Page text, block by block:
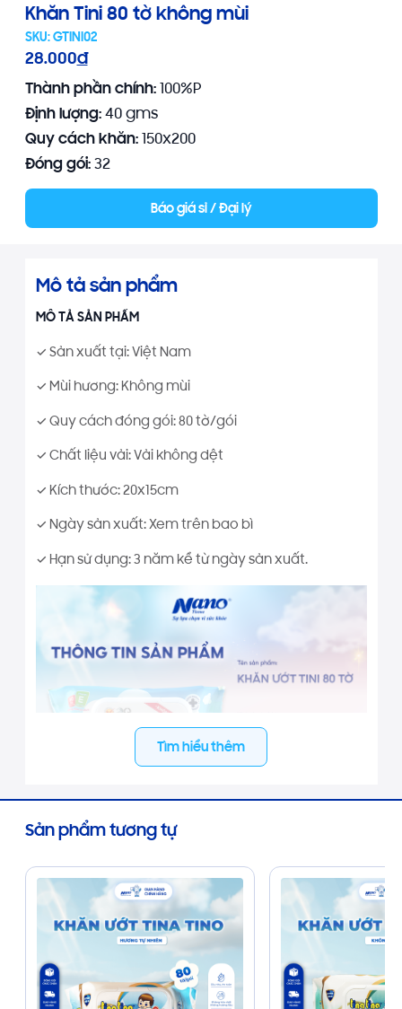
Khăn Tini 80 tờ không mùi
SKU: GTINI02
28.000đ
Thành phần chính:100%P
Định lượng:40 gms
Quy cách khăn:150x200
Đóng gói: 32
Báo giá sỉ / Đại lý
Mô tả sản phẩm
MÔ TẢ SẢN PHẨM
✓ Sản xuất tại: Việt Nam
✓ Mùi hương: Không mùi
✓ Quy cách đóng gói: 80 tờ/gói
✓ Chất liệu vải: Vải không dệt
✓ Kích thước: 20x15cm
✓ Ngày sản xuất: Xem trên bao bì
✓ Hạn sử dụng: 3 năm kể từ ngày sản xuất.
✓ Bề mặt khăn mịn, mềm mại, thấm hút nhanh
chóng
Tìm hiểu thêm
Sản phẩm tương tự